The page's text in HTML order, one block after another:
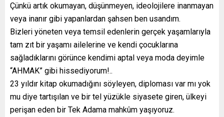
Çünkü artık okumayan, düşünmeyen, ideolojilere inanmayan
veya inanır gibi yapanlardan şahsen ben usandım.
Bizleri yöneten veya temsil edenlerin gerçek yaşamlarıyla
tam zıt bir yaşamı ailelerine ve kendi çocuklarına
sağladıklarını görünce kendimi aptal veya moda deyimle
“AHMAK” gibi hissediyorum!..
23 yıldır kitap okumadığını söyleyen, diploması var mı yok
mu diye tartışılan ve bir tel yüzükle siyasete giren, ülkeyi
perişan eden bir Tek Adama mahkûm yaşıyoruz.